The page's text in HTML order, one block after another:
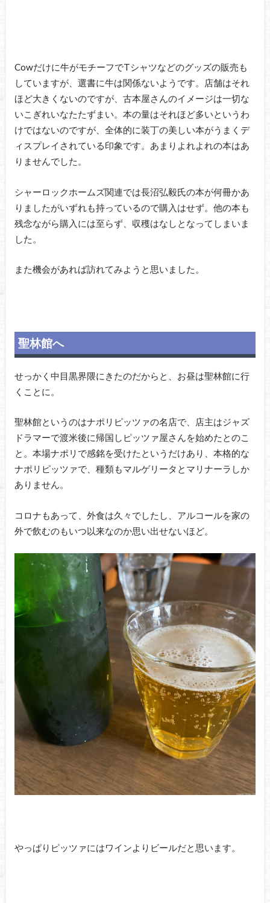
Cowだけに牛がモチーフでTシャツなどのグッズの販売も
していますが、選書に牛は関係ないようです。店舗はそれ
ほど大きくないのですが、古本屋さんのイメージは一切な
いこぎれいなたたずまい。本の量はそれほど多いというわ
けではないのですが、全体的に装丁の美しい本がうまくデ
ィスプレイされている印象です。あまりよれよれの本はあ
りませんでした。
シャーロックホームズ関連では長沼弘毅氏の本が何冊かあ
りましたがいずれも持っているので購入はせず。他の本も
残念ながら購入には至らず、収穫はなしとなってしまいま
した。
また機会があれば訪れてみようと思いました。
聖林館へ
せっかく中目黒界隈にきたのだからと、お昼は聖林館に行
くことに。
聖林館というのはナポリピッツァの名店で、店主はジャズ
ドラマーで渡米後に帰国しピッツァ屋さんを始めたとのこ
と。本場ナポリで感銘を受けたというだけあり、本格的な
ナポリピッツァで、種類もマルゲリータとマリナーラしか
ありません。
コロナもあって、外食は久々でしたし、アルコールを家の
外で飲むのもいつ以来なのか思い出せないほど。
やっぱりピッツァにはワインよりビールだと思います。